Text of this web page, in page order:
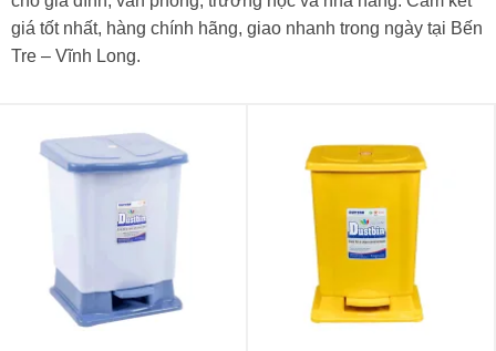
giá tốt nhất, hàng chính hãng, giao nhanh trong ngày tại Bến
Tre – Vĩnh Long.